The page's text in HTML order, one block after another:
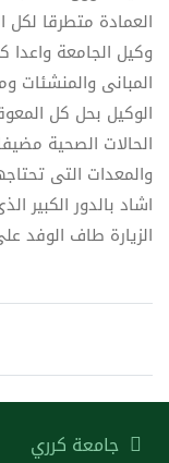
العمادة متطرقا لكل
وكيل الجامعة واعدا
المبانى والمنشئات
الوكيل بحل كل
الحالات الصحية
والمعدات التى
اشاد بالدور
الزيارة طاف الوفد
جامعة كرري